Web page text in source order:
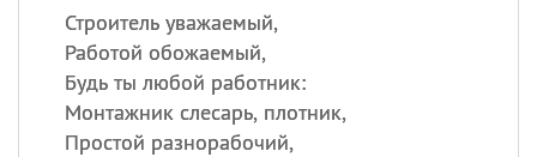
Строитель уважаемый,
Работой обожаемый,
Будь ты любой работник:
Монтажник слесарь, плотник,
Простой разнорабочий,